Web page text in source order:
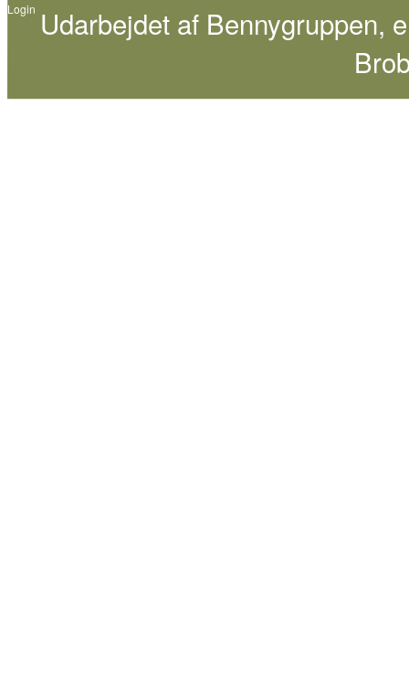
Login Udarbejdet af Bennygruppen,